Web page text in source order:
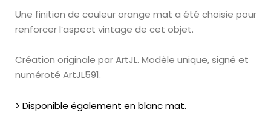
Une finition de couleur orange mat a été choisie pour
renforcer l’aspect vintage de cet objet.
Création originale par ArtJL. Modèle unique, signé et
numéroté ArtJL591.
> Disponible également en blanc mat.